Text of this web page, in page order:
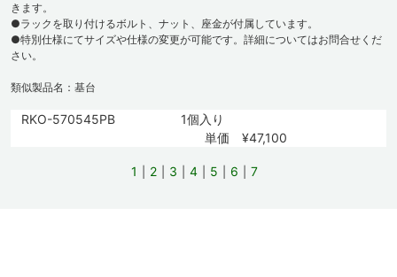
きます。
●ラックを取り付けるボルト、ナット、座金が付属しています。
●特別仕様にてサイズや仕様の変更が可能です。詳細についてはお問合せくだ
さい。
類似製品名：基台
RKO-570545PB
1個入り
単価 ¥47,100
1 2 3 4 5 6 7